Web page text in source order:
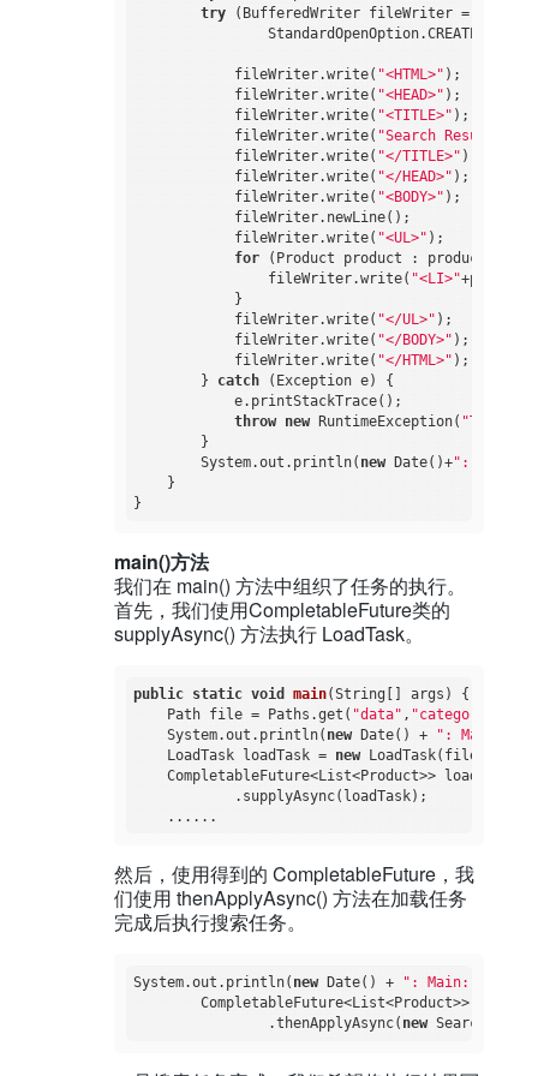
try (BufferedWriter fileWriter =
                StandardOpenOption.CREATE)) {
            fileWriter.write(
"<HTML>" );
            fileWriter.write(
"<HEAD>" );
            fileWriter.write(
"<TITLE>" );
            fileWriter.write(
"Search Results"
            fileWriter.write(
"</TITLE>" );
            fileWriter.write(
"</HEAD>" );
            fileWriter.write(
"<BODY>" );
            fileWriter.newLine();
            fileWriter.write(
"<UL>" );
for (Product product : products) {
                fileWriter.write(
"<LI>"
            }
            fileWriter.write(
"</UL>" );
            fileWriter.write(
"</BODY>" );
            fileWriter.write(
"</HTML>" );
        }
catch (Exception e) {
            e.printStackTrace();
throw new RuntimeException( "Testing
        }
        System.out.println(
new Date()+":
    }
main()方法
我们在 main() 方法中组织了任务的执行。
首先，我们使用CompletableFuture类的
supplyAsync() 方法执行 LoadTask。
public static void main(String[] args)
{
    Path file = Paths.get(
"data" , "category"
    System.out.println(
new Date() +
": Main:
    LoadTask loadTask =
new LoadTask(file);
CompletableFuture<List<Product>> loadFuture
            .supplyAsync(loadTask);
然后，使用得到的 CompletableFuture，我
们使用 thenApplyAsync() 方法在加载任务
完成后执行搜索任务。
System.out.println( new Date() +
": Main: Then
CompletableFuture<List<Product>>
                .thenApplyAsync(
new SearchTask(